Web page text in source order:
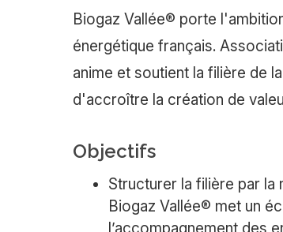
Biogaz Vallée® porte
énergétique français.
anime et soutient la filière de
d'accroître la création de
Objectifs
Structurer la filière par la
Biogaz Vallée® met un